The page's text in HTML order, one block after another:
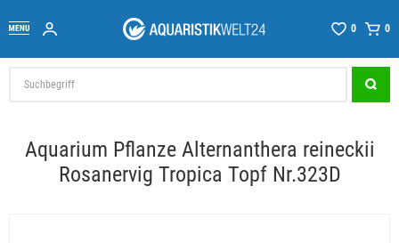
0 0
Aquarium Pflanze Alternanthera reineckii
Rosanervig Tropica Topf Nr.323D